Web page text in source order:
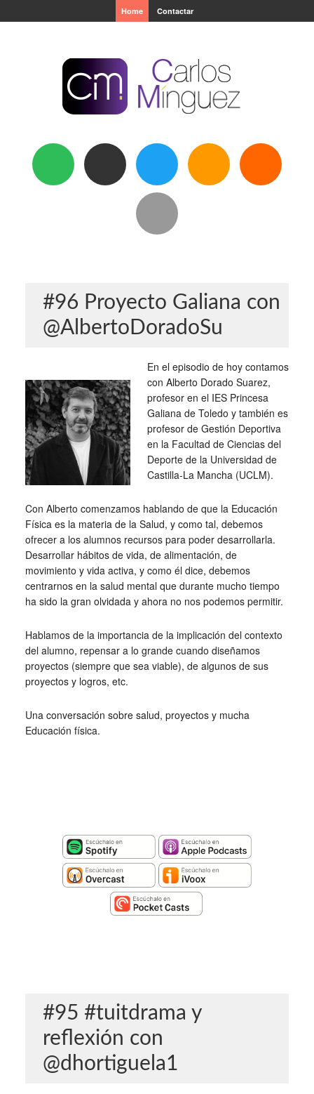
Home Contactar
#96 Proyecto Galiana con
@AlbertoDoradoSu
En el episodio de hoy contamos
con Alberto Dorado Suarez,
profesor en el IES Princesa
Galiana de Toledo y también es
profesor de Gestión Deportiva
en la Facultad de Ciencias del
Deporte de la Universidad de
Castilla-La Mancha (UCLM).
Con Alberto comenzamos hablando de que la Educación
Física es la materia de la Salud, y como tal, debemos
ofrecer a los alumnos recursos para poder desarrollarla.
Desarrollar hábitos de vida, de alimentación, de
movimiento y vida activa, y como él dice, debemos
centrarnos en la salud mental que durante mucho tiempo
ha sido la gran olvidada y ahora no nos podemos permitir.
Hablamos de la importancia de la implicación del contexto
del alumno, repensar a lo grande cuando diseñamos
proyectos (siempre que sea viable), de algunos de sus
proyectos y logros, etc.
Una conversación sobre salud, proyectos y mucha
Educación física.
#95 #tuitdrama y
reflexión con
@dhortiguela1